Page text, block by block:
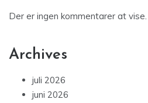
Der er ingen kommentarer at vise.
Archives
juli 2026
juni 2026